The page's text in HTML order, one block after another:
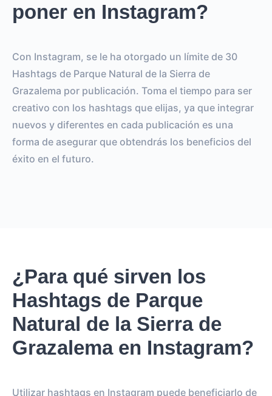
poner en Instagram?
Con Instagram, se le ha otorgado un límite de 30
Hashtags de Parque Natural de la Sierra de
Grazalema por publicación. Toma el tiempo para ser
creativo con los hashtags que elijas, ya que integrar
nuevos y diferentes en cada publicación es una
forma de asegurar que obtendrás los beneficios del
éxito en el futuro.
¿Para qué sirven los
Hashtags de Parque
Natural de la Sierra de
Grazalema en Instagram?
Utilizar hashtags en Instagram puede beneficiarlo de